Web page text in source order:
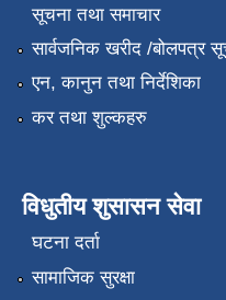
सूचना तथा समाचार
सार्वजनिक खरीद /बोलपत्र
एन, कानुन तथा निर्देशिका
कर तथा शुल्कहरु
विधुतीय शुसासन सेवा
घटना दर्ता
सामाजिक सुरक्षा